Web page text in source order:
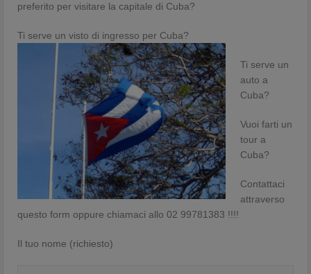
preferito per visitare la capitale di Cuba?
Ti serve un visto di ingresso per Cuba?
Ti serve un
auto a
Cuba?
Vuoi farti un
tour a
Cuba?
Contattaci
attraverso
questo form oppure chiamaci allo 02 99781383 !!!!
Il tuo nome (richiesto)